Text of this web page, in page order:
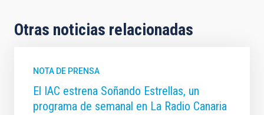
Otras noticias relacionadas
NOTA DE PRENSA
El IAC estrena Soñando Estrellas, un
programa de semanal en La Radio Canaria